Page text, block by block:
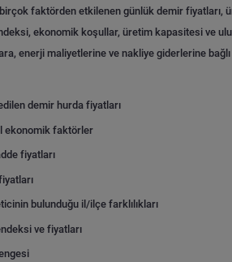
faktörden etkilenen günlük demir
ekonomik koşullar, üretim kapasitesi ve
enerji maliyetlerine ve nakliye giderlerine
demir hurda fiyatları
ekonomik faktörler
fiyatları
bulunduğu il/ilçe farklılıkları
ve fiyatları